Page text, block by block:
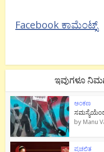
Facebook ಕಾಮೆಂಟ್ಸ್
ಇವುಗಳೂ
ಅಂಕಣ
by Manu
ಪ್ರಚಲಿತ